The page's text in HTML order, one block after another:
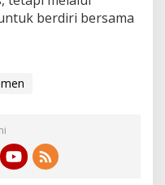
berdiri bersama